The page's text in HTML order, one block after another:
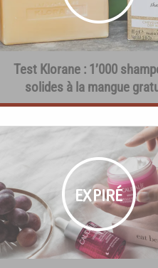
Test Klorane : 1’000
solides à la mangue